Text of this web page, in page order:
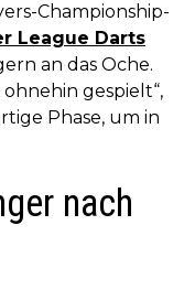
Championship-
League Darts
an das Oche.
gespielt“,
Phase, um in
nach